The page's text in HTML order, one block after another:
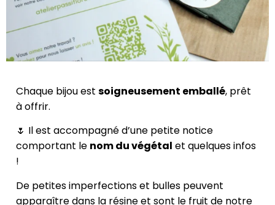
Chaque bijou est soigneusement emballé, prêt
à offrir.
🌷 Il est accompagné d’une petite notice
comportant le nom du végétal et quelques infos
!
De petites imperfections et bulles peuvent
apparaître dans la résine et sont le fruit de notre